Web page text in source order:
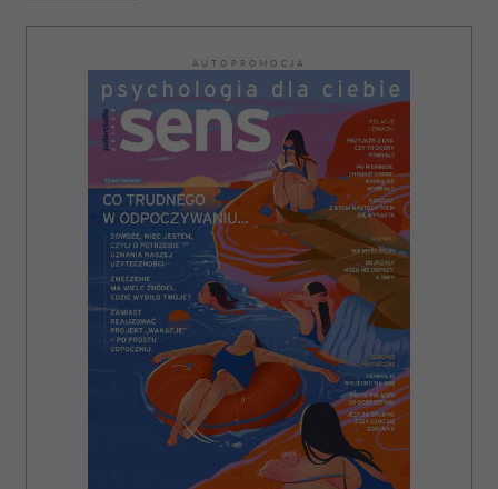
AUTOPROMOCJA